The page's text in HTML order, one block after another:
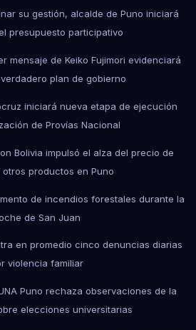
su gestión, alcalde de Puno iniciará
presupuesto participativo
mensaje de Keiko Fujimori evidenciará
plan de gobierno
iniciará nueva etapa de ejecución
de Provías Nacional
Bolivia impulsó el alza del precio de
otros productos en Puno
de incendios forestales durante la
de San Juan
en promedio cinco denuncias diarias
violencia familiar
Puno rechaza observaciones de la
elecciones universitarias